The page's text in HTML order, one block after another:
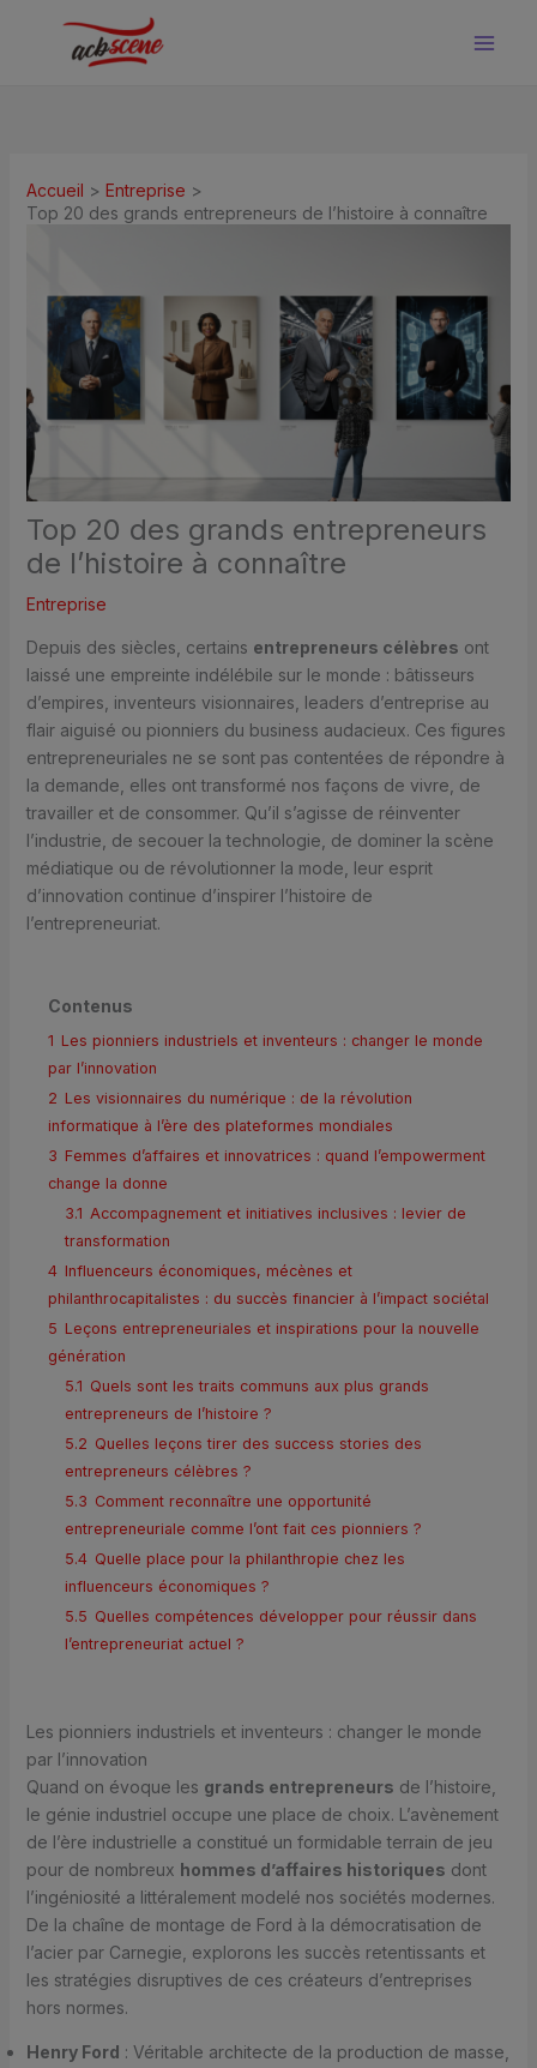
Accueil
Entreprise
Top 20 des grands entrepreneurs de l’histoire à connaître
Top 20 des grands entrepreneurs
de l’histoire à connaître
Entreprise
Depuis des siècles, certains entrepreneurs célèbres ont
laissé une empreinte indélébile sur le monde : bâtisseurs
d’empires, inventeurs visionnaires, leaders d’entreprise au
flair aiguisé ou pionniers du business audacieux. Ces figures
entrepreneuriales ne se sont pas contentées de répondre à
la demande, elles ont transformé nos façons de vivre, de
travailler et de consommer. Qu’il s’agisse de réinventer
l’industrie, de secouer la technologie, de dominer la scène
médiatique ou de révolutionner la mode, leur esprit
d’innovation continue d’inspirer l’histoire de
l’entrepreneuriat.
Contenus
1 Les pionniers industriels et inventeurs : changer le monde
par l’innovation
2 Les visionnaires du numérique : de la révolution
informatique à l’ère des plateformes mondiales
3 Femmes d’affaires et innovatrices : quand l’empowerment
change la donne
3.1 Accompagnement et initiatives inclusives : levier de
transformation
4 Influenceurs économiques, mécènes et
philanthrocapitalistes : du succès financier à l’impact sociétal
5 Leçons entrepreneuriales et inspirations pour la nouvelle
génération
5.1 Quels sont les traits communs aux plus grands
entrepreneurs de l’histoire ?
5.2 Quelles leçons tirer des success stories des
entrepreneurs célèbres ?
5.3 Comment reconnaître une opportunité
entrepreneuriale comme l’ont fait ces pionniers ?
5.4 Quelle place pour la philanthropie chez les
influenceurs économiques ?
5.5 Quelles compétences développer pour réussir dans
l’entrepreneuriat actuel ?
Les pionniers industriels et inventeurs : changer le monde
par l’innovation
Quand on évoque les grands entrepreneurs de l’histoire,
le génie industriel occupe une place de choix. L’avènement
de l’ère industrielle a constitué un formidable terrain de jeu
pour de nombreux hommes d’affaires historiques dont
l’ingéniosité a littéralement modelé nos sociétés modernes.
De la chaîne de montage de Ford à la démocratisation de
l’acier par Carnegie, explorons les succès retentissants et
les stratégies disruptives de ces créateurs d’entreprises
hors normes.
Henry Ford : Véritable architecte de la production de masse,